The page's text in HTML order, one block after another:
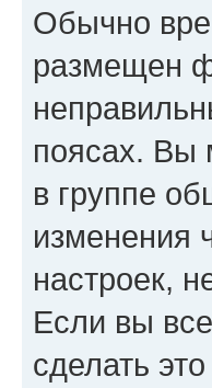
Обычно
размещен
поясах. Вы
в группе
изменения
настроек,
Если вы
сделать